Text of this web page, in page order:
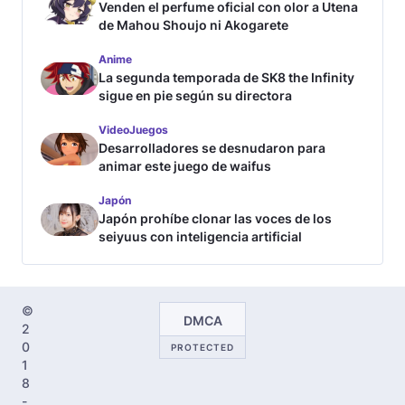
Venden el perfume oficial con olor a Utena
de Mahou Shoujo ni Akogarete
Anime
La segunda temporada de SK8 the Infinity
sigue en pie según su directora
VideoJuegos
Desarrolladores se desnudaron para
animar este juego de waifus
Japón
Japón prohíbe clonar las voces de los
seiyuus con inteligencia artificial
©
2
0
1
8
-
DMCA
PROTECTED